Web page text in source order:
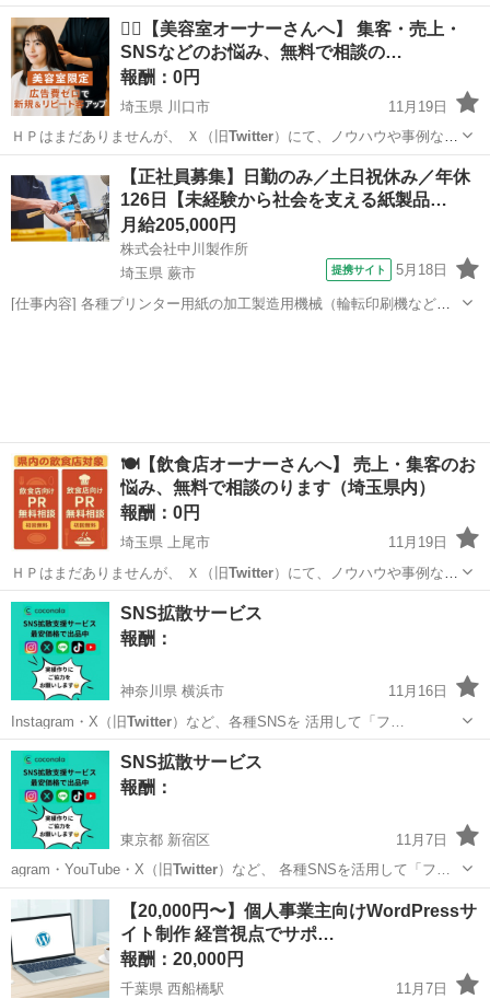
ど、週に３…
埼玉 鴻巣市 手伝いたい/助けたい 集客
💇‍♀️【美容室オーナーさんへ】 集客・売上・
SNSなどのお悩み、無料で相談の…
報酬：0円
埼玉県 川口市
11月19日
ＨＰはまだありませんが、 Ｘ（旧Twitter）にて、ノウハウや事例な
ど、週に３…
手伝いたい/助けたい 美容室
【正社員募集】日勤のみ／土日祝休み／年休
126日【未経験から社会を支える紙製品…
月給205,000円
株式会社中川製作所
埼玉県 蕨市
提携サイト 5月18日
[仕事内容] 各種プリンター用紙の加工製造用機械（輪転印刷機など）
🍽【飲食店オーナーさんへ】 売上・集客のお
悩み、無料で相談のります（埼玉県内）
報酬：0円
埼玉県 上尾市
11月19日
ＨＰはまだありませんが、 Ｘ（旧Twitter）にて、ノウハウや事例な
ど、週に３…
埼玉 上尾市 手伝いたい/助けたい
SNS拡散サービス
報酬：
神奈川県 横浜市
11月16日
Instagram・X（旧Twitter）など、各種SNSを 活用して「フ…
神奈川 横浜市 手伝いたい/助けたい
SNS拡散サービス
報酬：
東京都 新宿区
11月7日
agram・YouTube・X（旧Twitter）など、 各種SNSを活用して「フ…
東京 新宿区 手伝いたい/助けたい SNS
【20,000円〜】個人事業主向けWordPressサ
イト制作 経営視点でサポ…
報酬：20,000円
千葉県 西船橋駅
11月7日